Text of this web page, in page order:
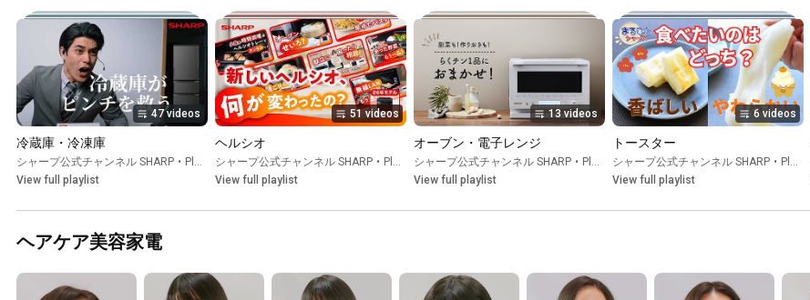
47 videos
冷蔵庫・冷凍庫
シャープ公式チャンネル SHARP • Playlist
View full playlist
51 videos
ヘルシオ
シャープ公式チャンネル SHARP • Playlist
View full playlist
13 videos
オーブン・電子レンジ
シャープ公式チャンネル SHARP • Playlist
View full playlist
6 videos
トースター
シャープ公式チャンネル SHARP • Playlist
View full playlist
ヘアケア美容家電